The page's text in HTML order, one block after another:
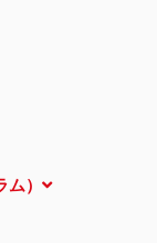
ム）